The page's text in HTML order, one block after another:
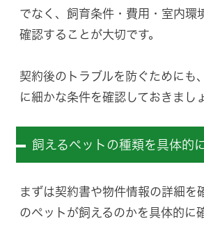
でなく、飼育条件・費用・室内環
確認することが大切です。
契約後のトラブルを防ぐためにも
に細かな条件を確認しておきまし
飼えるペットの種類を具体的
まずは契約書や物件情報の詳細を
のペットが飼えるのかを具体的に